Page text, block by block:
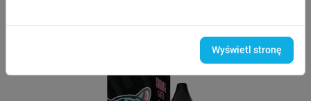
Wyświetl stronę